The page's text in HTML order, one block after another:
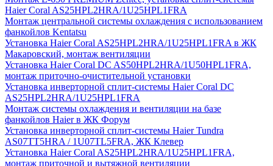
Haier Coral AS25HPL2HRA/1U25HPL1FRA
Монтаж центральной системы охлаждения с использованием
фанкойлов Kentatsu
Установка Haier Coral AS25HPL2HRA/1U25HPL1FRA в ЖК
Макаровский, монтаж вентиляции
Установка Haier Coral DC AS50HPL2HRA/1U50HPL1FRA,
монтаж приточно-очистительной установки
Установка инверторной сплит-системы Haier Coral DC
AS25HPL2HRA/1U25HPL1FRA
Монтаж системы охлаждения и вентиляции на базе
фанкойлов Haier в ЖК Форум
Установка инверторной сплит-системы Haier Tundra
AS07TT5HRA / 1U07TL5FRA, ЖК Клевер
Установка Haier Coral AS25HPL2HRA/1U25HPL1FRA,
монтаж приточной и вытяжной вентиляции